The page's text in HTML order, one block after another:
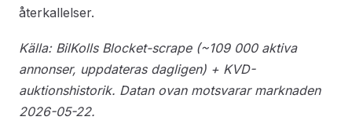
återkallelser.
Källa: BilKolls Blocket-scrape (~109 000 aktiva
annonser, uppdateras dagligen) + KVD-
auktionshistorik. Datan ovan motsvarar marknaden
2026-05-22.